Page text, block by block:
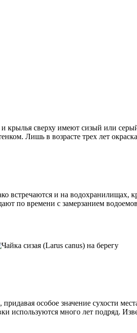
и крылья сверху имеют сизый или
Лишь в возрасте трех лет
встречаются и на водохранилищах,
по времени с замерзанием
особое значение сухости
используются много лет подряд.